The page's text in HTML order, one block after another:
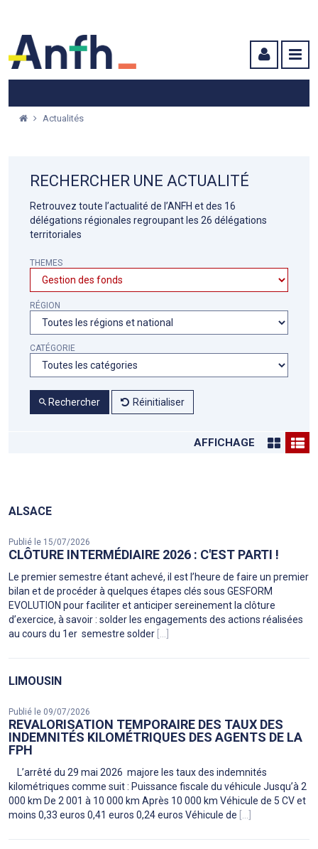
Actualités
RECHERCHER UNE ACTUALITÉ
Retrouvez toute l’actualité de l’ANFH et des 16
délégations régionales regroupant les 26 délégations
territoriales
THEMES
RÉGION
CATÉGORIE
Rechercher Réinitialiser
AFFICHAGE
ALSACE
Publié le 15/07/2026
CLÔTURE INTERMÉDIAIRE 2026 : C'EST PARTI !
Le premier semestre étant achevé, il est l’heure de faire un premier
bilan et de procéder à quelques étapes clés sous GESFORM
EVOLUTION pour faciliter et anticiper sereinement la clôture
d’exercice, à savoir : solder les engagements des actions réalisées
au cours du 1er semestre solder [...]
LIMOUSIN
Publié le 09/07/2026
REVALORISATION TEMPORAIRE DES TAUX DES
INDEMNITÉS KILOMÉTRIQUES DES AGENTS DE LA
FPH
L’arrêté du 29 mai 2026 majore les taux des indemnités
kilométriques comme suit : Puissance fiscale du véhicule Jusqu’à 2
000 km De 2 001 à 10 000 km Après 10 000 km Véhicule de 5 CV et
moins 0,33 euros 0,41 euros 0,24 euros Véhicule de [...]